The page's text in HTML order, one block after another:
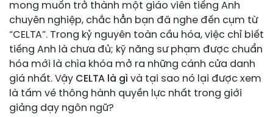
mong muốn trở thành một giáo viên tiếng Anh
chuyên nghiệp, chắc hẳn bạn đã nghe đến cụm từ
“CELTA”. Trong kỷ nguyên toàn cầu hóa, việc chỉ biết
tiếng Anh là chưa đủ; kỹ năng sư phạm được chuẩn
hóa mới là chìa khóa mở ra những cánh cửa danh
giá nhất. Vậy CELTA là gì và tại sao nó lại được xem
là tấm vé thông hành quyền lực nhất trong giới
giảng dạy ngôn ngữ?